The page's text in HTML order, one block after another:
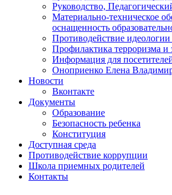
Руководство,
Материально-техническое
оснащенность
Противодействие идеологии
Профилактика терроризма и
Информация для
Оноприенко Елена
Новости
Вконтакте
Документы
Образование
Безопасность ребенка
Конституция
Доступная среда
Противодействие коррупции
Школа приемных родителей
Контакты